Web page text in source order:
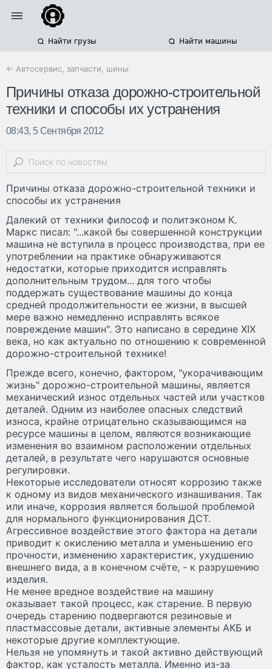
Найти грузы Найти машины
← Автосервис, запчасти, шины
Причины отказа дорожно-строительной
техники и способы их устранения
08:43, 5 Сентября 2012
Причины отказа дорожно-строительной техники и
способы их устранения
Далекий от техники философ и политэконом К.
Маркс писал: "...какой бы совершенной конструкции
машина не вступила в процесс производства, при ее
употреблении на практике обнаруживаются
недостатки, которые приходится исправлять
дополнительным трудом... для того чтобы
поддержать существование машины до конца
средней продолжительности ее жизни, в высшей
мере важно немедленно исправлять всякое
повреждение машин". Это написано в середине XIX
века, но как актуально по отношению к современной
дорожно-строительной технике!
Прежде всего, конечно, фактором, "укорачивающим
жизнь" дорожно-строительной машины, является
механический износ отдельных частей или участков
деталей. Одним из наиболее опасных следствий
износа, крайне отрицательно сказывающимся на
ресурсе машины в целом, являются возникающие
изменения во взаимном расположении отдельных
деталей, в результате чего нарушаются основные
регулировки.
Некоторые исследователи относят коррозию также
к одному из видов механического изнашивания. Так
или иначе, коррозия является большой проблемой
для нормального функционирования ДСТ.
Агрессивное воздействие этого фактора на детали
приводит к окислению металла и уменьшению его
прочности, изменению характеристик, ухудшению
внешнего вида, а в конечном счёте, - к разрушению
изделия.
Не менее вредное воздействие на машину
оказывает такой процесс, как старение. В первую
очередь старению подвергаются резиновые и
пластмассовые детали, активные элементы АКБ и
некоторые другие комплектующие.
Нельзя не упомянуть и такой активно действующий
фактор, как усталость металла. Именно из-за